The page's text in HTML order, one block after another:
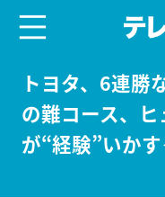
トヨタ、6連勝
の難コース、
が“経験”いか